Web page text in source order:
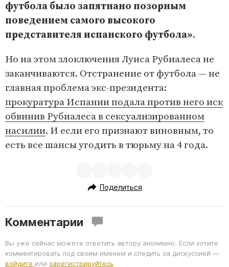
футбола было запятнано позорным
поведением самого высокого
представителя испанского футбола».
Но на этом злоключения Луиса Рубиалеса не
заканчиваются. Отстранение от футбола — не
главная проблема экс-президента:
прокуратура Испании подала против него иск
обвинив Рубиалеса в сексуализированном
насилии. И если его признают виновным, то
есть все шансы угодить в тюрьму на 4 года.
Поделиться
Комментарии
Вы уже сейчас можете ответить автору анонимно. Если хотите
комментировать под своим именем и следить за дискуссией —
войдите или зарегистрируйтесь